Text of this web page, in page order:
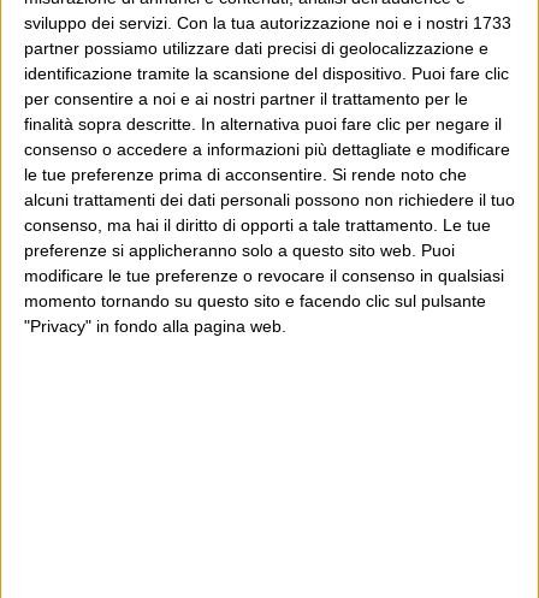
sviluppo dei servizi. Con la tua autorizzazione noi e i nostri 1733
partner possiamo utilizzare dati precisi di geolocalizzazione e
identificazione tramite la scansione del dispositivo. Puoi fare clic
per consentire a noi e ai nostri partner il trattamento per le
finalità sopra descritte. In alternativa puoi fare clic per negare il
consenso o accedere a informazioni più dettagliate e modificare
le tue preferenze prima di acconsentire. Si rende noto che
alcuni trattamenti dei dati personali possono non richiedere il tuo
consenso, ma hai il diritto di opporti a tale trattamento. Le tue
preferenze si applicheranno solo a questo sito web. Puoi
modificare le tue preferenze o revocare il consenso in qualsiasi
momento tornando su questo sito e facendo clic sul pulsante
"Privacy" in fondo alla pagina web.
potrebbe piacerti anche il Post: che è partito
proprio da qui, e dal voler portare gli approcci di
questo blog dentro a un progetto più grande.
Poi il Post è cresciuto ed è diventato anche altro:
un progetto giornalistico che prosegue da oltre 16
anni, grazie a chi lo scopre, lo apprezza e lo
consiglia in giro.
Leggi il Post, magari ti piace